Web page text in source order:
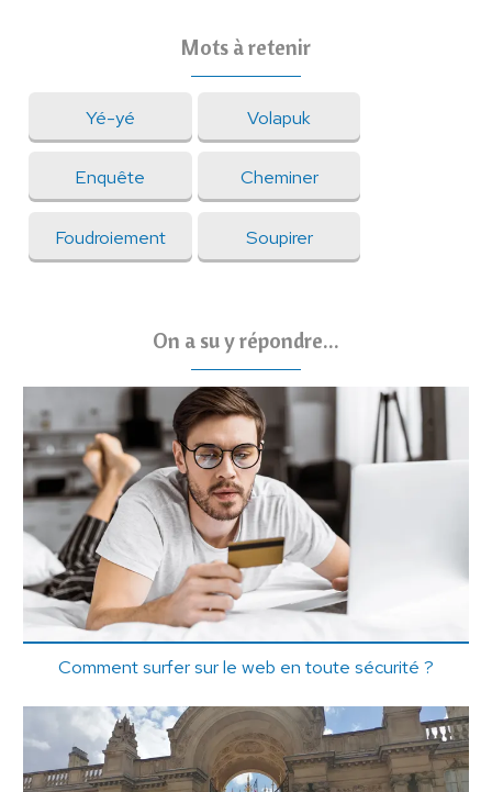
Mots à retenir
Yé-yé Volapuk
Enquête Cheminer
Foudroiement Soupirer
On a su y répondre...
Comment surfer sur le web en toute sécurité ?